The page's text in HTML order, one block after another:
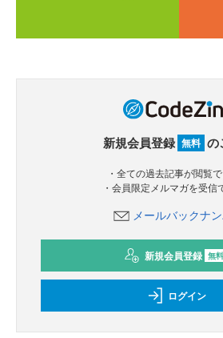
新規会員登録 無料 の
・全ての過去記事が閲覧
・会員限定メルマガを受信
メールバックナ
新規会員登録 無料
ログイン